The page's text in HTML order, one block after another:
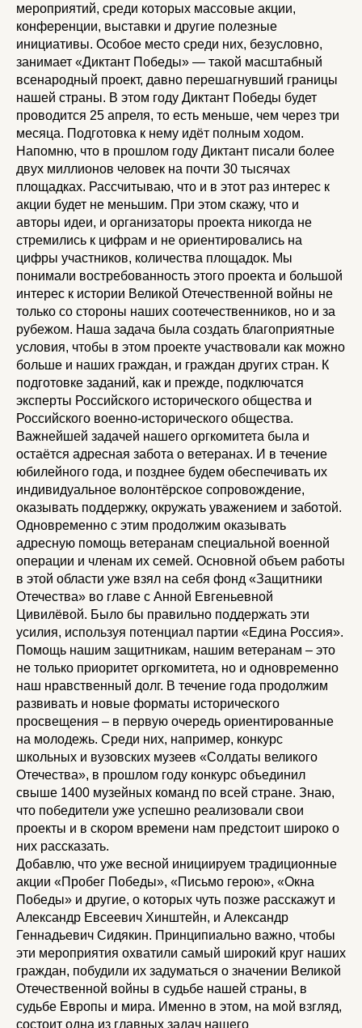
мероприятий, среди которых массовые акции,
конференции, выставки и другие полезные
инициативы. Особое место среди них, безусловно,
занимает «Диктант Победы» — такой масштабный
всенародный проект, давно перешагнувший границы
нашей страны. В этом году Диктант Победы будет
проводится 25 апреля, то есть меньше, чем через три
месяца. Подготовка к нему идёт полным ходом.
Напомню, что в прошлом году Диктант писали более
двух миллионов человек на почти 30 тысячах
площадках. Рассчитываю, что и в этот раз интерес к
акции будет не меньшим. При этом скажу, что и
авторы идеи, и организаторы проекта никогда не
стремились к цифрам и не ориентировались на
цифры участников, количества площадок. Мы
понимали востребованность этого проекта и большой
интерес к истории Великой Отечественной войны не
только со стороны наших соотечественников, но и за
рубежом. Наша задача была создать благоприятные
условия, чтобы в этом проекте участвовали как можно
больше и наших граждан, и граждан других стран. К
подготовке заданий, как и прежде, подключатся
эксперты Российского исторического общества и
Российского военно-исторического общества.
Важнейшей задачей нашего оргкомитета была и
остаётся адресная забота о ветеранах. И в течение
юбилейного года, и позднее будем обеспечивать их
индивидуальное волонтёрское сопровождение,
оказывать поддержку, окружать уважением и заботой.
Одновременно с этим продолжим оказывать
адресную помощь ветеранам специальной военной
операции и членам их семей. Основной объем работы
в этой области уже взял на себя фонд «Защитники
Отечества» во главе с Анной Евгеньевной
Цивилёвой. Было бы правильно поддержать эти
усилия, используя потенциал партии «Едина Россия».
Помощь нашим защитникам, нашим ветеранам – это
не только приоритет оргкомитета, но и одновременно
наш нравственный долг. В течение года продолжим
развивать и новые форматы исторического
просвещения – в первую очередь ориентированные
на молодежь. Среди них, например, конкурс
школьных и вузовских музеев «Солдаты великого
Отечества», в прошлом году конкурс объединил
свыше 1400 музейных команд по всей стране. Знаю,
что победители уже успешно реализовали свои
проекты и в скором времени нам предстоит широко о
них рассказать.
Добавлю, что уже весной инициируем традиционные
акции «Пробег Победы», «Письмо герою», «Окна
Победы» и другие, о которых чуть позже расскажут и
Александр Евсеевич Хинштейн, и Александр
Геннадьевич Сидякин. Принципиально важно, чтобы
эти мероприятия охватили самый широкий круг наших
граждан, побудили их задуматься о значении Великой
Отечественной войны в судьбе нашей страны, в
судьбе Европы и мира. Именно в этом, на мой взгляд,
состоит одна из главных задач нашего